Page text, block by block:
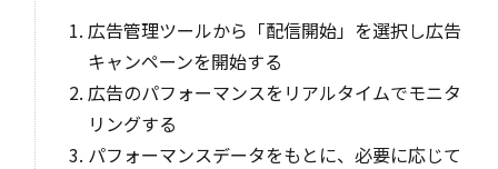
広告管理ツールから「配信開始」を選択し広告
キャンペーンを開始する
広告のパフォーマンスをリアルタイムでモニタ
リングする
パフォーマンスデータをもとに、必要に応じて